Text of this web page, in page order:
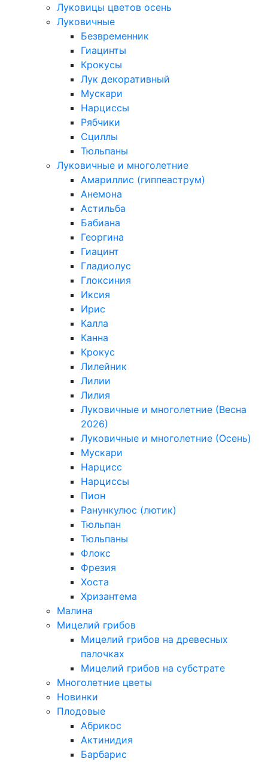
Луковицы цветов осень
Луковичные
Безвременник
Гиацинты
Крокусы
Лук декоративный
Мускари
Нарциссы
Рябчики
Сциллы
Тюльпаны
Луковичные и многолетние
Амариллис (гиппеаструм)
Анемона
Астильба
Бабиана
Георгина
Гиацинт
Гладиолус
Глоксиния
Иксия
Ирис
Калла
Канна
Крокус
Лилейник
Лилии
Лилия
Луковичные и многолетние (Весна
2026)
Луковичные и многолетние (Осень)
Мускари
Нарцисс
Нарциссы
Пион
Ранункулюс (лютик)
Тюльпан
Тюльпаны
Флокс
Фрезия
Хоста
Хризантема
Малина
Мицелий грибов
Мицелий грибов на древесных
палочках
Мицелий грибов на субстрате
Многолетние цветы
Новинки
Плодовые
Абрикос
Актинидия
Барбарис